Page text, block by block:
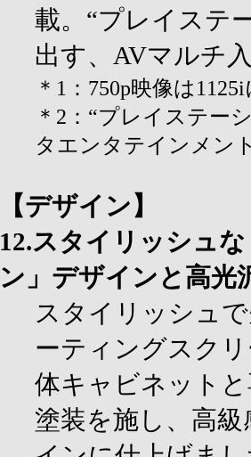
載。“プレイステ
出す、AVマルチ
＊1：750p映像は
＊2：“プレイステー
タエンタテインメン
【デザイン】
12.スタイリッシュ
ン」デザインと高光
スタイリッシュ
ーティングスク
体キャビネット
塗装を施し、高